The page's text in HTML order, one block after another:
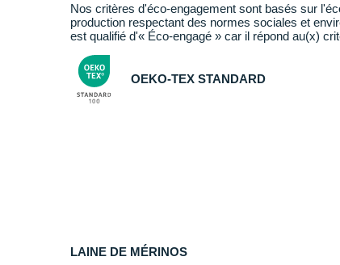
Nos critères d'éco-engagement sont basés sur
production respectant des normes sociales et
est qualifié d'« Éco-engagé » car il répond au(x)
OEKO-TEX STANDARD
LAINE DE MÉRINOS